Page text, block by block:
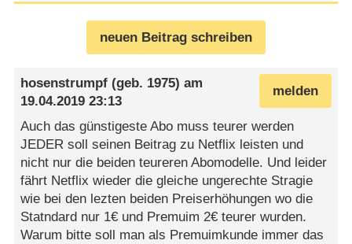
neuen Beitrag schreiben
melden
hosenstrumpf (geb. 1975) am
19.04.2019 23:13
Auch das günstigeste Abo muss teurer werden
JEDER soll seinen Beitrag zu Netflix leisten und
nicht nur die beiden teureren Abomodelle. Und leider
fährt Netflix wieder die gleiche ungerechte Stragie
wie bei den lezten beiden Preiserhöhungen wo die
Statndard nur 1€ und Premuim 2€ teurer wurden.
Warum bitte soll man als Premuimkunde immer das